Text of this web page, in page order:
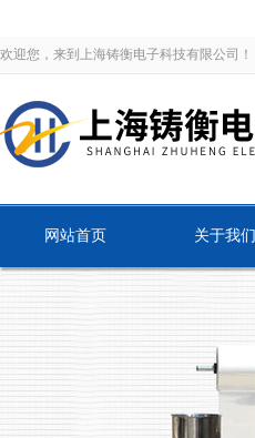
欢迎您，来到上海铸衡电子科技有限公司！
网站首页 关于我们